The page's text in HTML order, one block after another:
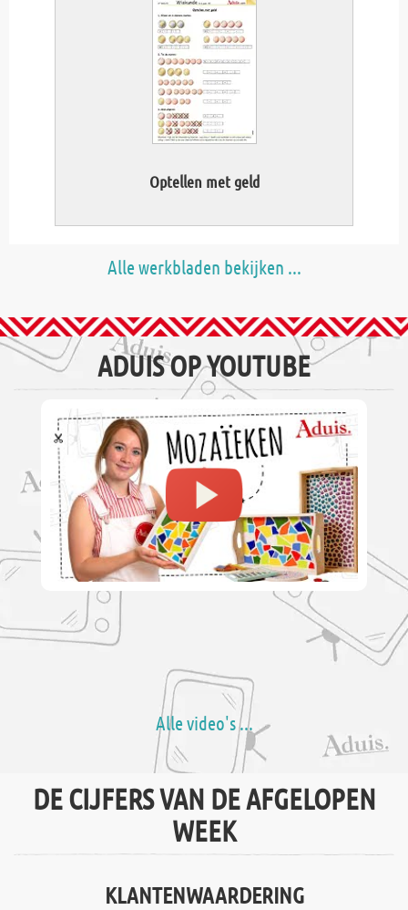
Optellen met geld
Alle werkbladen bekijken ...
ADUIS OP YOUTUBE
Alle video's ...
DE CIJFERS VAN DE AFGELOPEN
WEEK
KLANTENWAARDERING